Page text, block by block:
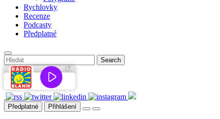
Rychlovky
Recenze
Podcasty
Předplatné
Předplatné Přihlášení